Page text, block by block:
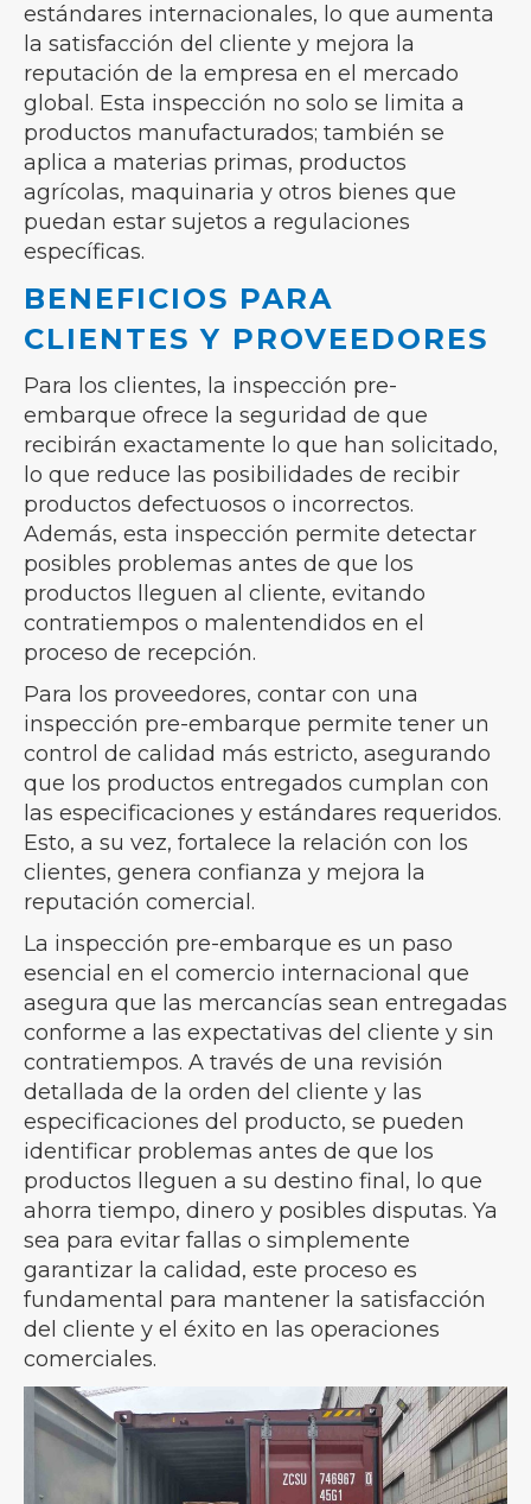
estándares internacionales, lo que aumenta
la satisfacción del cliente y mejora la
reputación de la empresa en el mercado
global. Esta inspección no solo se limita a
productos manufacturados; también se
aplica a materias primas, productos
agrícolas, maquinaria y otros bienes que
puedan estar sujetos a regulaciones
específicas.
BENEFICIOS PARA
CLIENTES Y PROVEEDORES
Para los clientes, la inspección pre-
embarque ofrece la seguridad de que
recibirán exactamente lo que han solicitado,
lo que reduce las posibilidades de recibir
productos defectuosos o incorrectos.
Además, esta inspección permite detectar
posibles problemas antes de que los
productos lleguen al cliente, evitando
contratiempos o malentendidos en el
proceso de recepción.
Para los proveedores, contar con una
inspección pre-embarque permite tener un
control de calidad más estricto, asegurando
que los productos entregados cumplan con
las especificaciones y estándares requeridos.
Esto, a su vez, fortalece la relación con los
clientes, genera confianza y mejora la
reputación comercial.
La inspección pre-embarque es un paso
esencial en el comercio internacional que
asegura que las mercancías sean entregadas
conforme a las expectativas del cliente y sin
contratiempos. A través de una revisión
detallada de la orden del cliente y las
especificaciones del producto, se pueden
identificar problemas antes de que los
productos lleguen a su destino final, lo que
ahorra tiempo, dinero y posibles disputas. Ya
sea para evitar fallas o simplemente
garantizar la calidad, este proceso es
fundamental para mantener la satisfacción
del cliente y el éxito en las operaciones
comerciales.